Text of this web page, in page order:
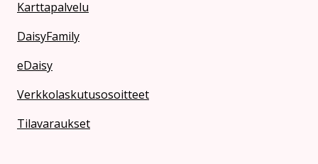
Karttapalvelu
DaisyFamily
eDaisy
Verkkolaskutusosoitteet
Tilavaraukset